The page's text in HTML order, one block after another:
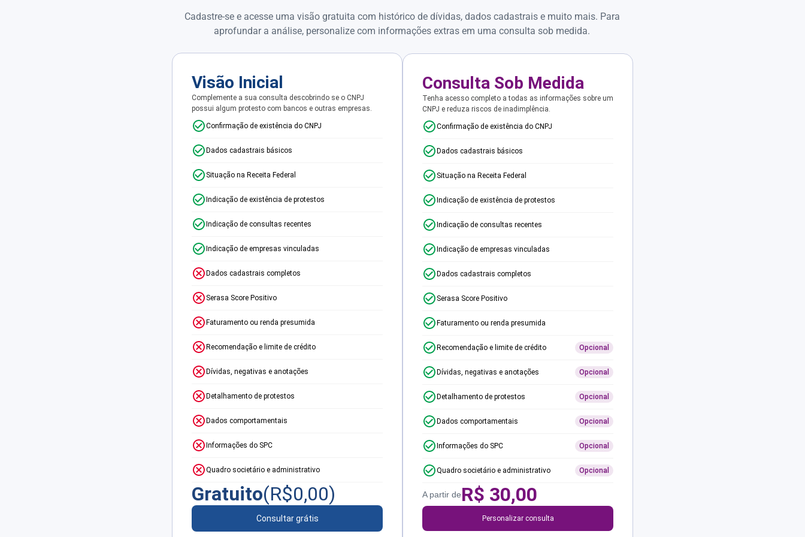
Cadastre-se e acesse uma visão gratuita com histórico de dívidas, dados cadastrais e muito mais. Para
aprofundar a análise, personalize com informações extras em uma consulta sob medida.
Visão Inicial
Complemente a sua consulta descobrindo se o CNPJ
possui algum protesto com bancos e outras empresas.
Confirmação de existência do CNPJ
Dados cadastrais básicos
Situação na Receita Federal
Indicação de existência de protestos
Indicação de consultas recentes
Indicação de empresas vinculadas
Dados cadastrais completos
Serasa Score Positivo
Faturamento ou renda presumida
Recomendação e limite de crédito
Dívidas, negativas e anotações
Detalhamento de protestos
Dados comportamentais
Informações do SPC
Quadro societário e administrativo
Gratuito(R$0,00)
Consultar grátis
Consulta Sob Medida
Tenha acesso completo a todas as informações sobre um
CNPJ e reduza riscos de inadimplência.
Confirmação de existência do CNPJ
Dados cadastrais básicos
Situação na Receita Federal
Indicação de existência de protestos
Indicação de consultas recentes
Indicação de empresas vinculadas
Dados cadastrais completos
Serasa Score Positivo
Faturamento ou renda presumida
Recomendação e limite de crédito Opcional
Dívidas, negativas e anotações Opcional
Detalhamento de protestos Opcional
Dados comportamentais Opcional
Informações do SPC Opcional
Quadro societário e administrativo Opcional
A partir deR$ 30,00
Personalizar consulta